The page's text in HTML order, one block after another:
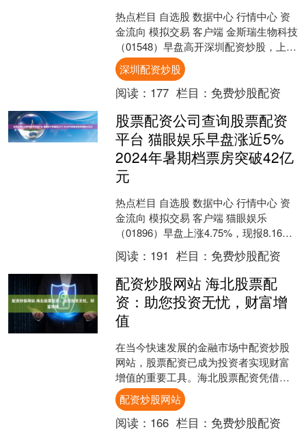
热点栏目 自选股 数据中心 行情中心 资
金流向 模拟交易 客户端 金斯瑞生物科技
（01548）早盘高开深圳配资炒股，上周
五子公司传奇生物大涨12%。股价现涨
21....
深圳配资炒股
阅读： 177 栏目： 免费炒股配资
股票配资公司查询股票配资
平台 猫眼娱乐早盘涨近5%
2024年暑期档票房突破42亿
元
热点栏目 自选股 数据中心 行情中心 资
金流向 模拟交易 客户端 猫眼娱乐
（01896）早盘上涨4.75%，现报8.16港
元，成交额1876.71万港元。 股票....
阅读： 191 栏目： 免费炒股配资
配资炒股网站 海北股票配
资：助您投资无忧，财富增
值
在当今快速发展的金融市场中配资炒股
网站，股票配资已成为投资者实现财富
增值的重要工具。海北股票配资凭借其
专业团队和完善的风险控制体系，为投
资者提供安全可靠的配资服....
配资炒股网站
阅读： 166 栏目： 免费炒股配资